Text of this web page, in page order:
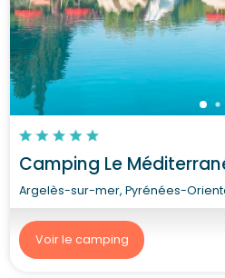
Camping Le
Argelès-sur-mer, Pyrénées-
Voir le camping